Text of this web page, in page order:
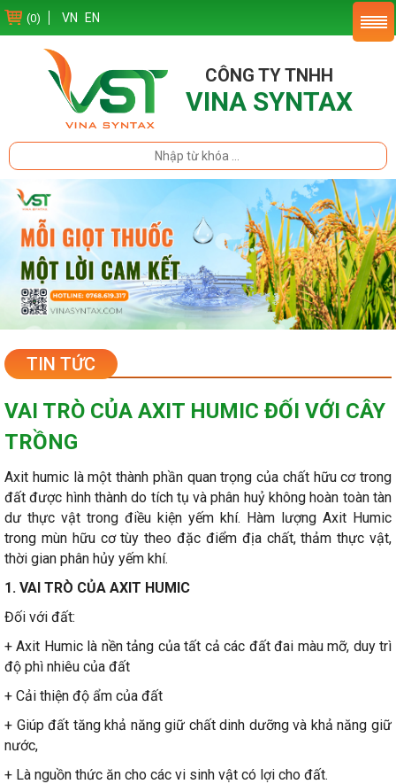
(0) VN EN
CÔNG TY TNHH
VINA SYNTAX
TIN TỨC
VAI TRÒ CỦA AXIT HUMIC ĐỐI VỚI CÂY
TRỒNG
Axit humic là một thành phần quan trọng của chất hữu cơ trong
đất được hình thành do tích tụ và phân huỷ không hoàn toàn tàn
dư thực vật trong điều kiện yếm khí. Hàm lượng Axit Humic
trong mùn hữu cơ tùy theo đặc điểm địa chất, thảm thực vật,
thời gian phân hủy yếm khí.
1. VAI TRÒ CỦA AXIT HUMIC
Đối với đất:
+ Axit Humic là nền tảng của tất cả các đất đai màu mỡ, duy trì
độ phì nhiêu của đất
+ Cải thiện độ ẩm của đất
+ Giúp đất tăng khả năng giữ chất dinh dưỡng và khả năng giữ
nước,
+ Là nguồn thức ăn cho các vi sinh vật có lợi cho đất.